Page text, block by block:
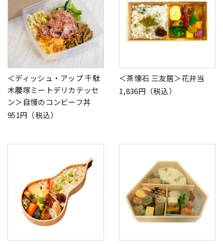
＜ディッシュ・アップ 千駄
木腰塚ミートデリカテッセ
ン＞自慢のコンビーフ丼
951円（税込）
＜茶懐石 三友居＞花弁当
1,836円（税込）